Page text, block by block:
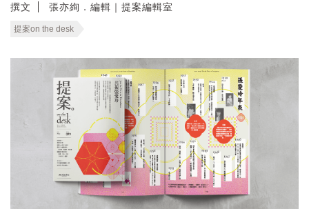
撰文 張亦絢．編輯｜提案編輯室
提案on the desk